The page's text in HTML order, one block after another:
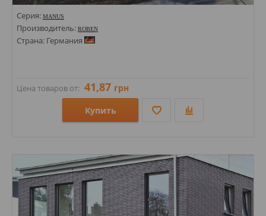
Серия: MANUS
Производитель: ROBEN
Страна: Германия
Цена товаров от: 41,87 грн
Купить
Цвета: